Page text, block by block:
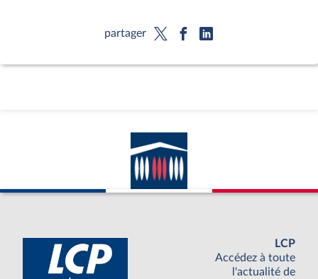
partager
LCP
Accédez à toute
l'actualité de